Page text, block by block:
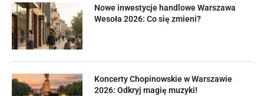
Nowe inwestycje handlowe Warszawa
Wesoła 2026: Co się zmieni?
Koncerty Chopinowskie w Warszawie
2026: Odkryj magię muzyki!